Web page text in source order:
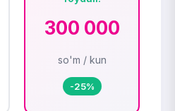
300 000
so'm / kun
-25%